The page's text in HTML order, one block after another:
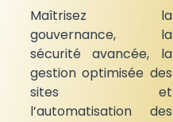
Maîtrisez la
gouvernance, la
sécurité avancée, la
gestion optimisée des
sites et
l’automatisation des